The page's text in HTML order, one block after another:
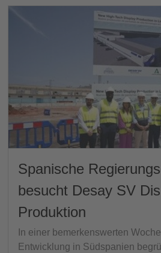
Spanische
besucht Desay SV
Produktion
In einer bemerkenswerten
Entwicklung in Südspanien